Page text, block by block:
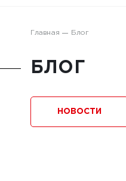
Главная Блог
БЛОГ
НОВОСТИ